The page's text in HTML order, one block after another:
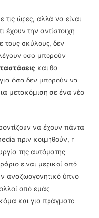
τις ώρες, αλλά να είναι
έχουν την αντίστοιχη
τους σκύλους, δεν
όσο μπορούν
και θα
όσα δεν μπορούν να
μετακόμιση σε ένα νέο
να έχουν πάντα
πριν κοιμηθούν, η
της αυτόματης
είναι μερικοί από
αναζωογονητικό ύπνο
από εμάς
και για πράγματα